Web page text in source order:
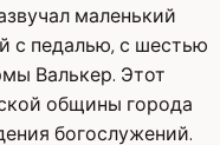
маленький
с педалью, с шестью
Валькер. Этот
общины города
богослужений.